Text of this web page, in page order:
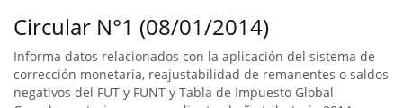
Circular N°1 (08/01/2014)
Informa datos relacionados con la aplicación del sistema de
corrección monetaria, reajustabilidad de remanentes o saldos
negativos del FUT y FUNT y Tabla de Impuesto Global